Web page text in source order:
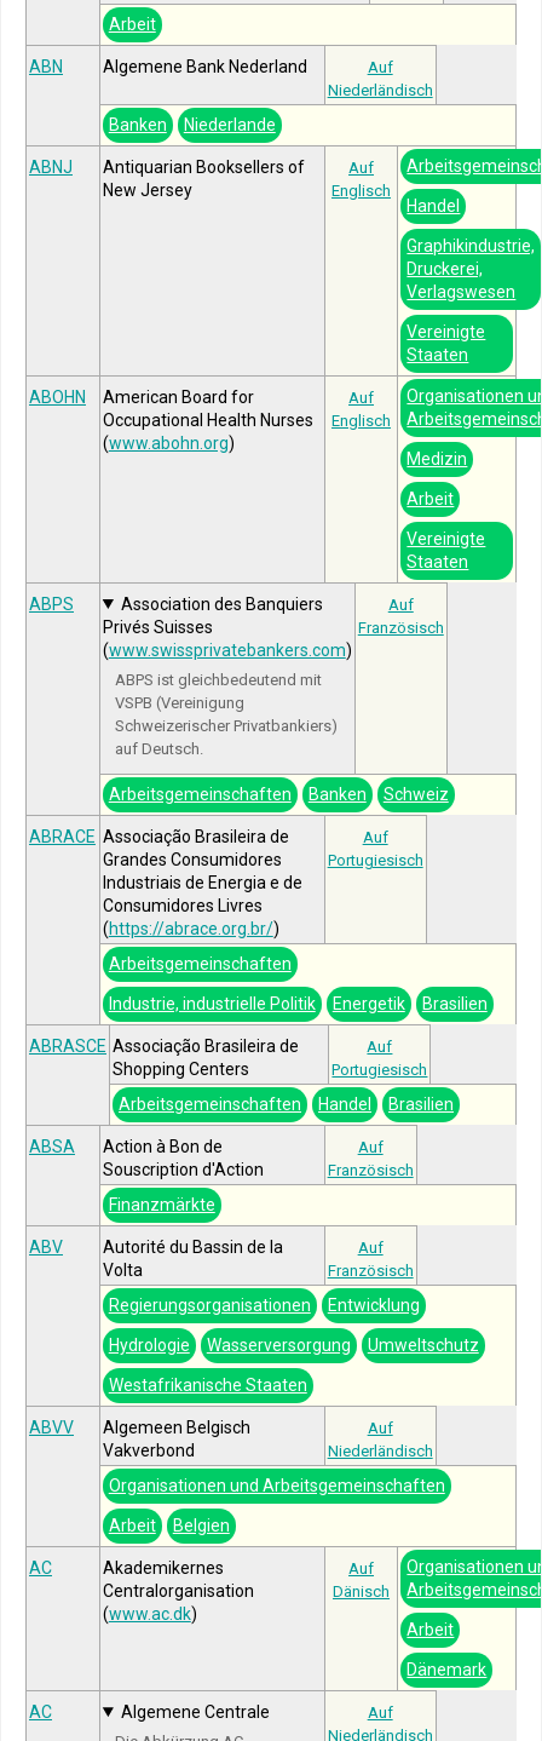
Arbeit
ABN Algemene Bank Nederland
Auf
Niederländisch
Banken Niederlande
ABNJ
Antiquarian Booksellers of
New Jersey
Auf
Englisch
Handel
Graphikindustrie,
Druckerei,
Verlagswesen
Vereinigte
Staaten
ABOHN
American Board for
Occupational Health Nurses
(www.abohn.org)
Auf
Englisch
Organisationen
Medizin
Arbeit
Vereinigte
Staaten
ABPS
Association des Banquiers
Privés Suisses
(www.swissprivatebankers.com)
ABPS ist gleichbedeutend mit
VSPB (Vereinigung
Schweizerischer Privatbankiers)
auf Deutsch.
Auf
Französisch
Arbeitsgemeinschaften Banken Schweiz
ABRACE Associação Brasileira de
Grandes Consumidores
Industriais de Energia e de
Consumidores Livres
(https://abrace.org.br/)
Auf
Portugiesisch
Arbeitsgemeinschaften
Industrie, industrielle Politik Energetik Brasilien
ABRASCE Associação Brasileira de
Shopping Centers
Auf
Portugiesisch
Arbeitsgemeinschaften Handel Brasilien
ABSA
Action à Bon de
Souscription d'Action
Auf
Französisch
Finanzmärkte
ABV
Autorité du Bassin de la
Volta
Auf
Französisch
Regierungsorganisationen Entwicklung
Hydrologie Wasserversorgung Umweltschutz
Westafrikanische Staaten
ABVV
Algemeen Belgisch
Vakverbond
Auf
Niederländisch
Organisationen und Arbeitsgemeinschaften
Arbeit Belgien
AC
Akademikernes
Centralorganisation
(www.ac.dk)
Auf
Dänisch
Organisationen
Arbeit
Dänemark
AC Algemene Centrale
Auf
Niederländisch